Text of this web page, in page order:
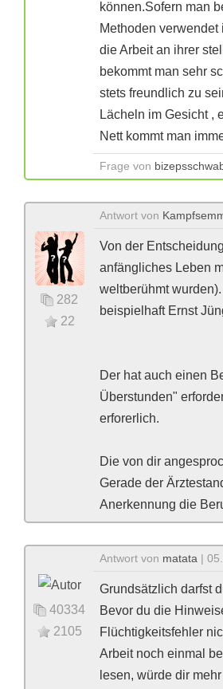
können.Sofern man
Methoden
die Arbeit an ihrer
bekommt man sehr
stets freundlich zu
Lächeln im Gesicht ,
Nett kommt man
Frage von
282
22
Antwort von
Von der
anfängliches Leben
weltberühmt
beispielhaft Ernst
Der hat auch einen
Überstunden"
erforerlich.
Die von dir
Gerade der
Anerkennung die
40334
2105
Antwort von matata |
Grundsätzlich darfst
Bevor du die
Flüchtigkeitsfehler
Arbeit noch einmal
lesen, würde dir